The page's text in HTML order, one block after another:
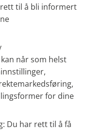
til å bli informert
når som helst
for dine
Du har rett til å få